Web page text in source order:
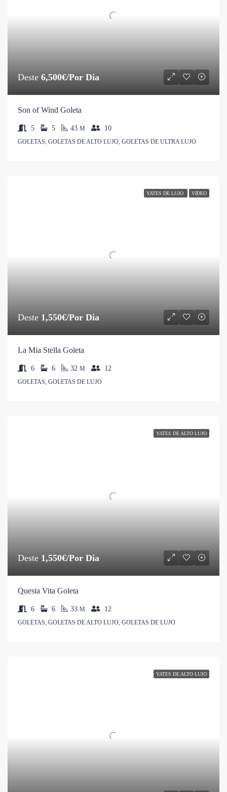
Deste 6,500€/Por Dia
Son of Wind Goleta
5 5 43 M 10
GOLETAS, GOLETAS DE ALTO LUJO, GOLETAS DE ULTRA LUJO
YATES DE LUJO VIDEO
Deste 1,550€/Por Dia
La Mia Stella Goleta
6 6 32 M 12
GOLETAS, GOLETAS DE LUJO
YATES DE ALTO LUJO
Deste 1,550€/Por Dia
Questa Vita Goleta
6 6 33 M 12
GOLETAS, GOLETAS DE ALTO LUJO, GOLETAS DE LUJO
YATES DE ALTO LUJO